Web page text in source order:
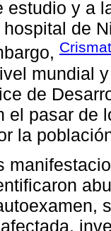
estudio y a
de
mundial
de
el pasar de
la